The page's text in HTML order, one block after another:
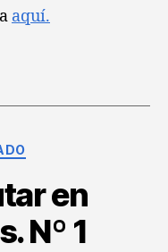
entrada
aquí.
en
Nº 1